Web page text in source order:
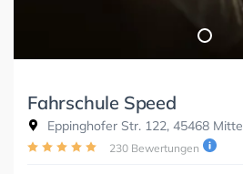
Fahrschule Speed
Eppinghofer Str. 122, 45468 Mitte
230 Bewertungen